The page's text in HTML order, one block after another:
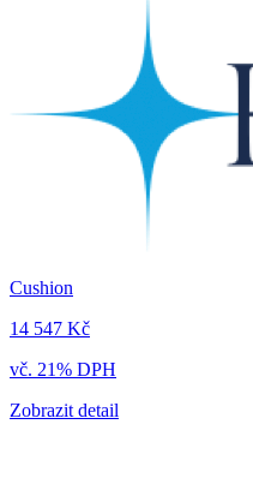
Cushion
14 547 Kč
vč. 21% DPH
Zobrazit detail